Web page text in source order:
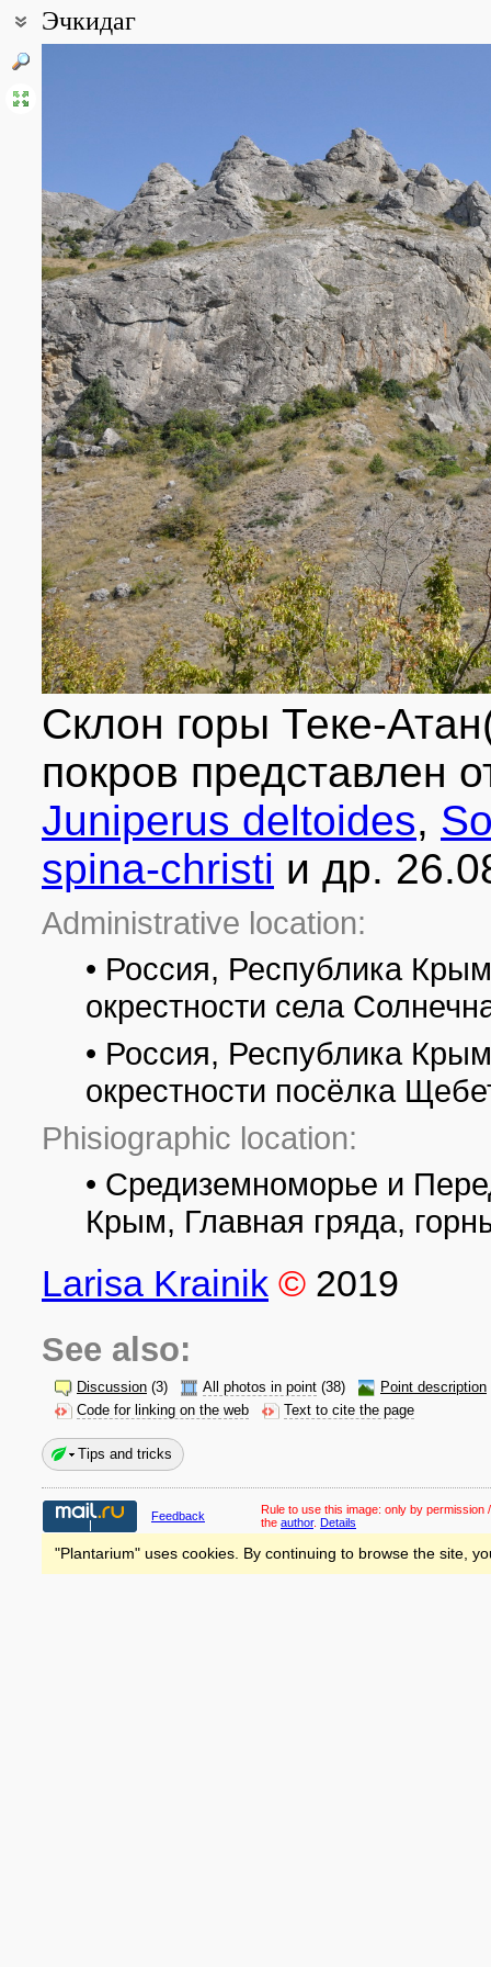
Эчкидаг
Склон горы Теке-
покров представлен
Juniperus deltoides,
spina-christi и др.
Administrative location:
• Россия, Республика
окрестности села
• Россия, Республика
окрестности посёлка
Phisiographic location:
• Средиземноморье и
Крым, Главная гряда,
Larisa Krainik © 2019
See also:
Discussion (3) All photos in point (38)
Point description
Code for linking on the web
Text to cite the page
Tips and tricks
Feedback Rule to use this image: only by permission
the author. Details
"Plantarium" uses cookies. By continuing to browse the site,